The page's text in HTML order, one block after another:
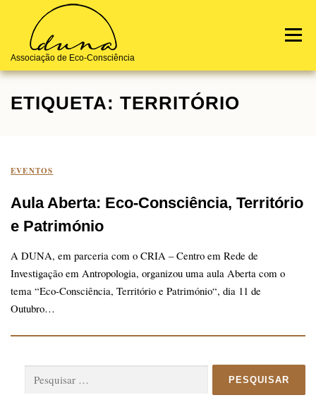
Associação de Eco-Consciência
Menu
Notícias Terra de Origem Quem Somos Contactos
ETIQUETA: TERRITÓRIO
EVENTOS
Aula Aberta: Eco-Consciência, Território
e Património
A DUNA, em parceria com o CRIA – Centro em Rede de
Investigação em Antropologia, organizou uma aula Aberta com o
tema “Eco-Consciência, Território e Património“, dia 11 de
Outubro…
Pesquisar